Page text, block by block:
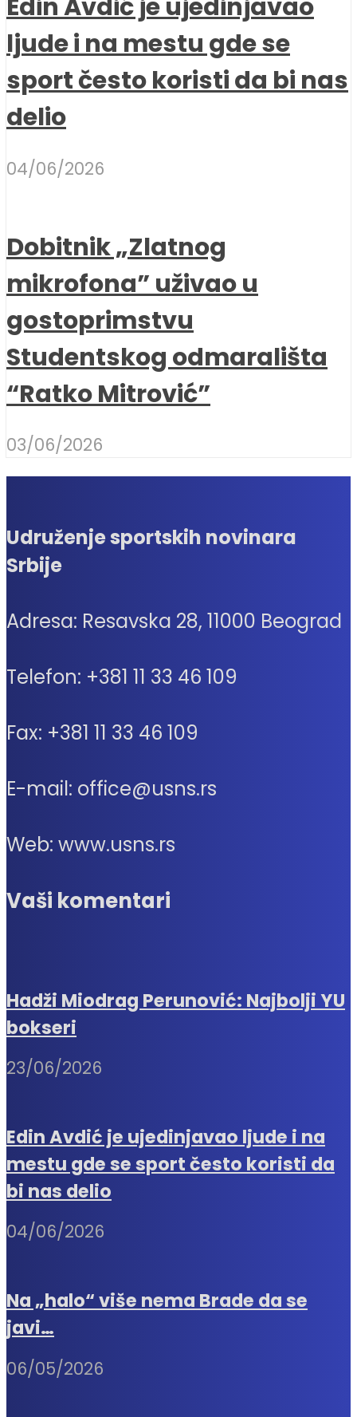
Edin Avdić je ujedinjavao
ljude i na mestu gde se
sport često koristi da bi nas
delio
04/06/2026
Dobitnik „Zlatnog
mikrofona” uživao u
gostoprimstvu
Studentskog odmarališta
“Ratko Mitrović”
03/06/2026
Udruženje sportskih novinara
Srbije
Adresa: Resavska 28, 11000 Beograd
Telefon: +381 11 33 46 109
Fax: +381 11 33 46 109
E-mail: office@usns.rs
Web: www.usns.rs
Vaši komentari
Hadži Miodrag Perunović: Najbolji YU
bokseri
23/06/2026
Edin Avdić je ujedinjavao ljude i na
mestu gde se sport često koristi da
bi nas delio
04/06/2026
Na „halo“ više nema Brade da se
javi…
06/05/2026